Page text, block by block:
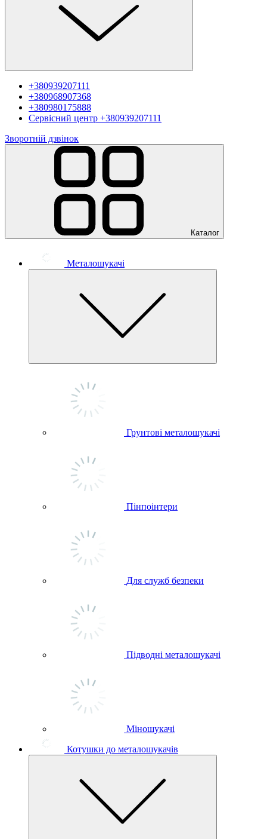
+380939207111
+380968907368
+380980175888
Сервісний центр +380939207111
Зворотній дзвінок
Каталог
Металошукачі
Грунтові металошукачі
Пінпоінтери
Для служб безпеки
Підводні металошукачі
Міношукачі
Котушки до металошукачів